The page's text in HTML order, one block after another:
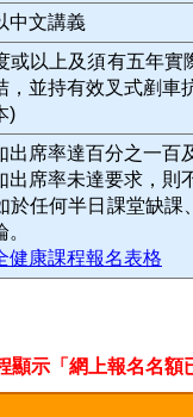
中文講義
或以上及須有五年
，並持有效叉式剷車
)
席率達百分之一百
席率未達要求，則
任何半日課堂缺課
健康課程報名表格
顯示「網上報名名